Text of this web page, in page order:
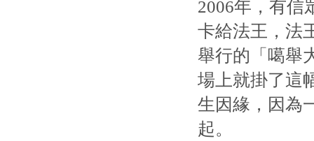
2006年，有信
卡給法王，法
舉行的「噶舉
場上就掛了這
生因緣，因為
起。